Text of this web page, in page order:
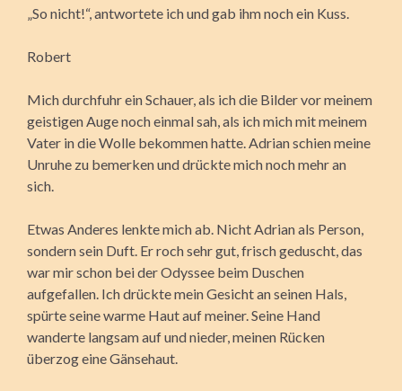
„So nicht!“, antwortete ich und gab ihm noch ein Kuss.
Robert
Mich durchfuhr ein Schauer, als ich die Bilder vor meinem
geistigen Auge noch einmal sah, als ich mich mit meinem
Vater in die Wolle bekommen hatte. Adrian schien meine
Unruhe zu bemerken und drückte mich noch mehr an
sich.
Etwas Anderes lenkte mich ab. Nicht Adrian als Person,
sondern sein Duft. Er roch sehr gut, frisch geduscht, das
war mir schon bei der Odyssee beim Duschen
aufgefallen. Ich drückte mein Gesicht an seinen Hals,
spürte seine warme Haut auf meiner. Seine Hand
wanderte langsam auf und nieder, meinen Rücken
überzog eine Gänsehaut.